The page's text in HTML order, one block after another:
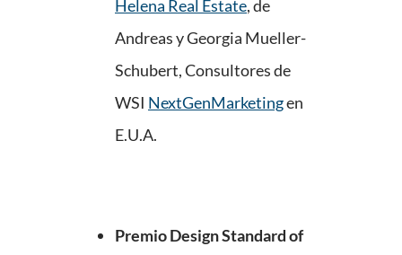
Helena Real Estate, de
Andreas y Georgia Mueller-
Schubert, Consultores de
WSI NextGenMarketingen
E.U.A.
Premio Design Standard of